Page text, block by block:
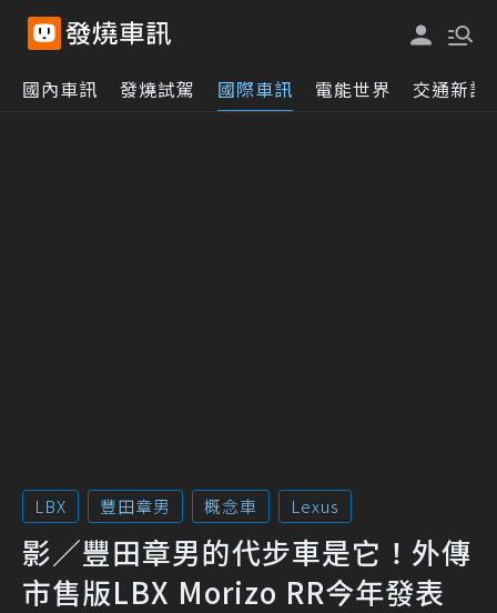
國內車訊 發燒試駕 國際車訊 電能世界 交通新訊
LBX 豐田章男 概念車 Lexus
影／豐田章男的代步車是它！外傳
市售版LBX Morizo RR今年發表